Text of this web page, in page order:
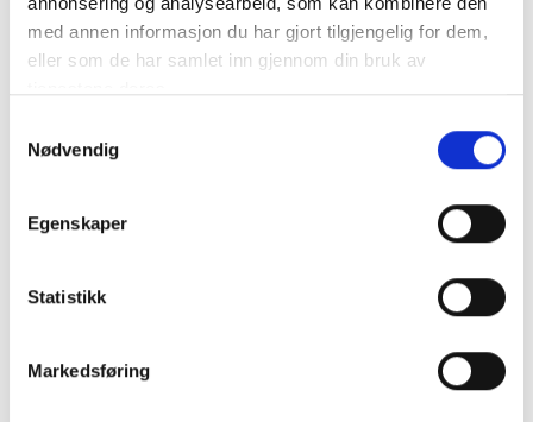
med annen informasjon du har gjort tilgjengelig for dem,
eller som de har samlet inn gjennom din bruk av
Nødvendig
Egenskaper
Statistikk
Markedsføring